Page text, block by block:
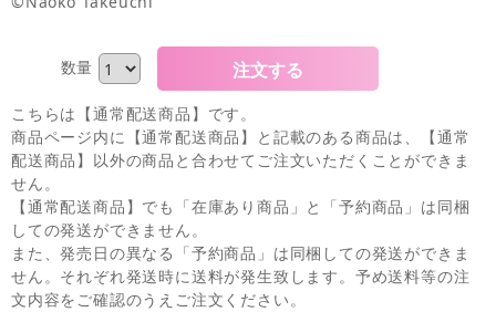
数量
こちらは【通常配送商品】です。
商品ページ内に【通常配送商品】と記載のある商品は、【通常
配送商品】以外の商品と合わせてご注文いただくことができま
せん。
【通常配送商品】でも「在庫あり商品」と「予約商品」は同梱
しての発送ができません。
また、発売日の異なる「予約商品」は同梱しての発送ができま
せん。それぞれ発送時に送料が発生致します。予め送料等の注
文内容をご確認のうえご注文ください。